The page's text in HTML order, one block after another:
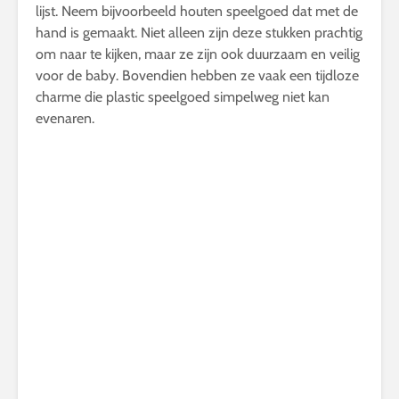
lijst. Neem bijvoorbeeld houten speelgoed dat met de
hand is gemaakt. Niet alleen zijn deze stukken prachtig
om naar te kijken, maar ze zijn ook duurzaam en veilig
voor de baby. Bovendien hebben ze vaak een tijdloze
charme die plastic speelgoed simpelweg niet kan
evenaren.